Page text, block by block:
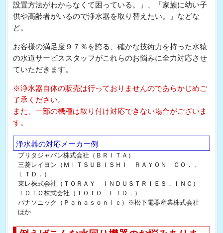
設置方法がわからなくて困っている。」、「家族に幼い子
供や高齢者がいるので浄水器を取り替えたい。」などな
ど。
お客様の満足度９７％を誇る、確かな技術力を持った水猿
の水道サービススタッフがこれらのお悩みに全力対応させ
ていただきます。
※浄水器自体の販売は行っておりませんのであらかじめご
了承ください。
また、一部の機種は取り付け対応できない場合がございま
す。
浄水器の対応メーカー例
ブリタジャパン株式会社（ＢＲＩＴＡ）
三菱レイヨン（ＭＩＴＳＵＢＩＳＨＩ ＲＡＹＯＮ ＣＯ．，
ＬＴＤ．）
東レ株式会社（ＴＯＲＡＹ ＩＮＤＵＳＴＲＩＥＳ，ＩＮＣ）
ＴＯＴＯ株式会社（ＴＯＴＯ ＬＴＤ．）
パナソニック（Ｐａｎａｓｏｎｉｃ）※松下電器産業株式会社
ほか